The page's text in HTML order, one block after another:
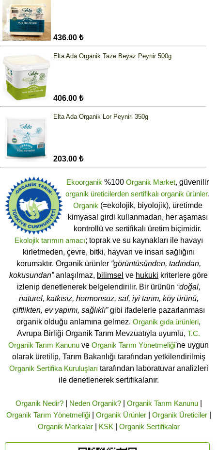
436.00 ₺
Elta Ada Organik Taze Beyaz Peynir 500g
406.00 ₺
Elta Ada Organik Lor Peyniri 350g
203.00 ₺
Ekoorganik %100 Organik Market, güvenilir
organik üreticilerden sertifikalı organik ürünler.
Organik (=ekolojik, biyolojik), üretimde
kimyasal girdi kullanmadan, her aşaması
kontrollü ve sertifikalı üretim biçimidir.
Ekolojik tarımın amacı; toprak ve su kaynakları ile havayı
kirletmeden, çevre, bitki, hayvan ve insan sağlığını
korumaktır. Organik ürünler “görüntüsünden, tadından,
kokusundan”anlaşılmaz, bilimsel ve hukuki kriterlere göre
izlenip denetlenerek belgelendirilir. Bir ürünün “doğal,
naturel, katkısız, hormonsuz, saf, iyi tarım, köy ürünü,
çiftlikten, ev yapımı, sağlıklı”gibi ifadelerle pazarlanması
organik olduğu anlamına gelmez. Organik gıda ürünleri,
Avrupa Birliği Organik Tarım Mevzuatıyla uyumlu, T.C.
Organik Tarım Kanunu ve Organik Tarım Yönetmeliği'ne uygun
olarak üretilip, Tarım Bakanlığı tarafından yetkilendirilmiş
Organik Sertifika Kuruluşları tarafından laboratuvar analizleri
ile denetlenerek sertifikalanır.
Organik Nedir?| Neden Organik?| Organik Tarım Kanunu|
Organik Tarım Yönetmeliği| Organik Ürünler| Organik Üreticiler|
Organik Markalar| KSK Organik Sertifikalar